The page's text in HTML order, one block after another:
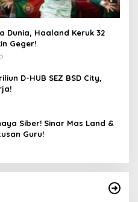
Dunia, Haaland Keruk 32
Geger!
D-HUB SEZ BSD City,
Siber! Sinar Mas Land &
Guru!